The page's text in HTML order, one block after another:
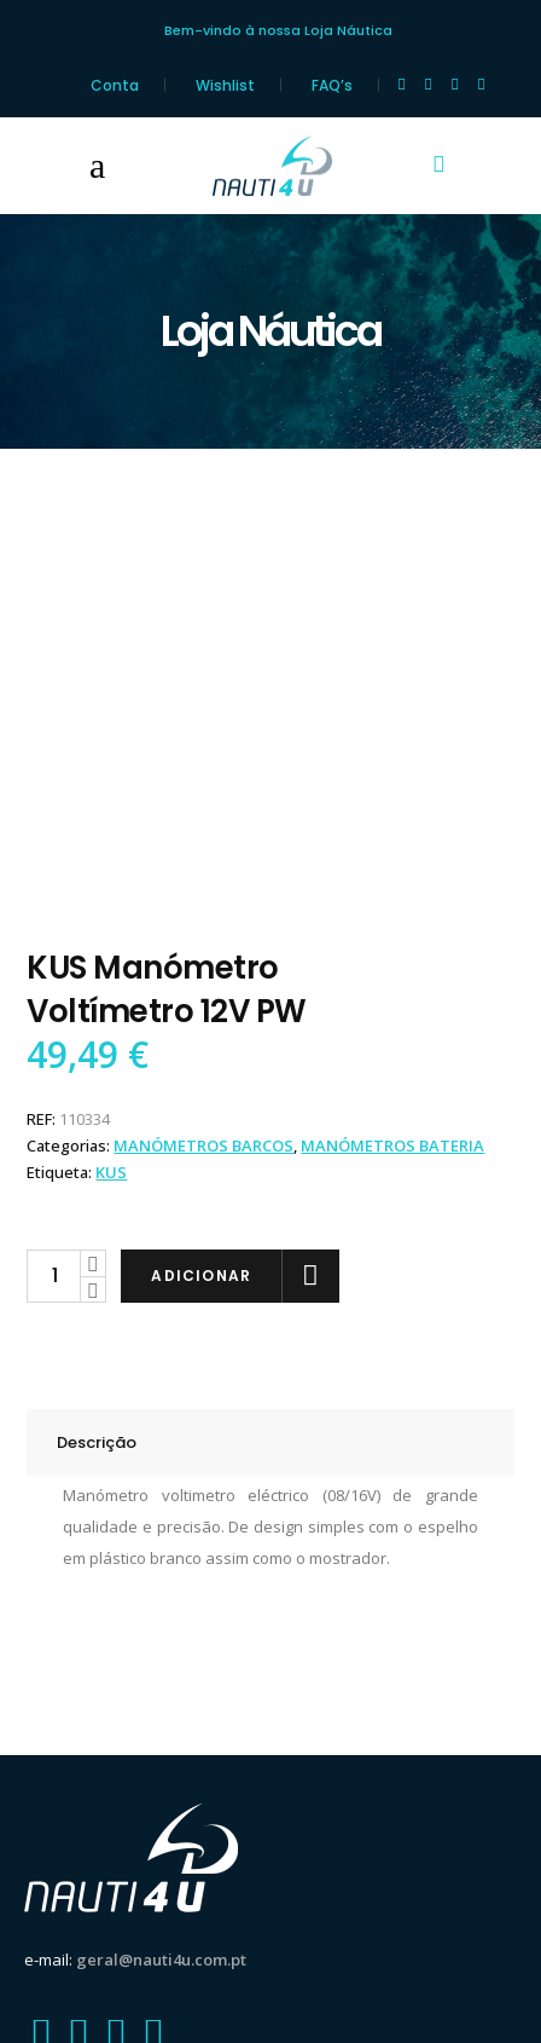
Bem-vindo à nossa Loja Náutica
Conta Wishlist FAQ’s
Loja Náutica
KUS Manómetro
Voltímetro 12V PW
49,49 €
REF: 110334
Categorias: MANÓMETROS BARCOS, MANÓMETROS BATERIA
Etiqueta: KUS
KUS
Manómetro
ADICIONAR
Descrição
Manómetro voltimetro eléctrico (08/16V) de grande
qualidade e precisão. De design simples com o espelho
em plástico branco assim como o mostrador.
e-mail: geral@nauti4u.com.pt